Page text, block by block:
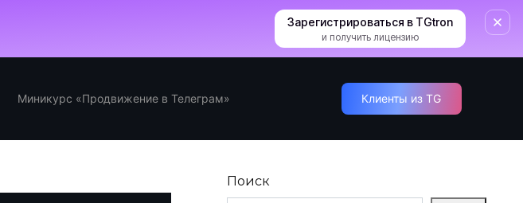
Зарегистрироваться в TGtron
и получить лицензию
Миникурс «Продвижение в Телеграм» Клиенты из TG
Поиск